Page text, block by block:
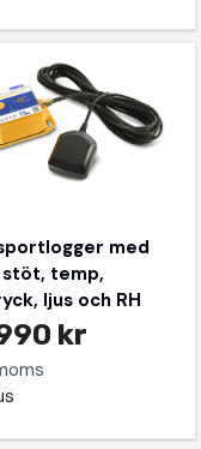
med
stöt, temp,
ljus och RH
kr